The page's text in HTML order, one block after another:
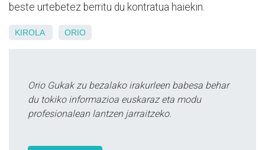
beste urtebetez berritu du kontratua haiekin.
KIROLA ORIO
Orio Gukak zu bezalako irakurleen babesa behar
du tokiko informazioa euskaraz eta modu
profesionalean lantzen jarraitzeko.